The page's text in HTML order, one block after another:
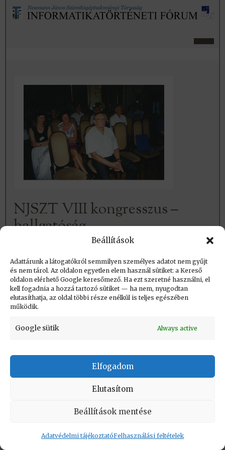
Beállítások
Adattárunk a látogatókról semmilyen személyes adatot nem gyűjt
és nem tárol. Az oldalon egyetlen elem használ sütiket: a Kereső
oldalon elérhető Google keresőmező. Ha ezt szeretné használni, el
kell fogadnia a hozzá tartozó sütiket — ha nem, nyugodtan
elutasíthatja, az oldal többi része enélkül is teljes egészében
működik.
Google sütik Always active
Elfogadom
Elutasítom
Beállítások mentése
Adatvédelmi tájékoztatóFelhasználási feltételek
NJSZT VIII kongresszus –
hallgatóság
Létrehozva: 2021.09.10. 23:24
Utolsó módosítás: 2021.09.11. 23:12
feltételek | Adatvédelmi tájékoztató
Vissza a lap tetejére
Copyright © Informatikatörténeti Fórum 2017